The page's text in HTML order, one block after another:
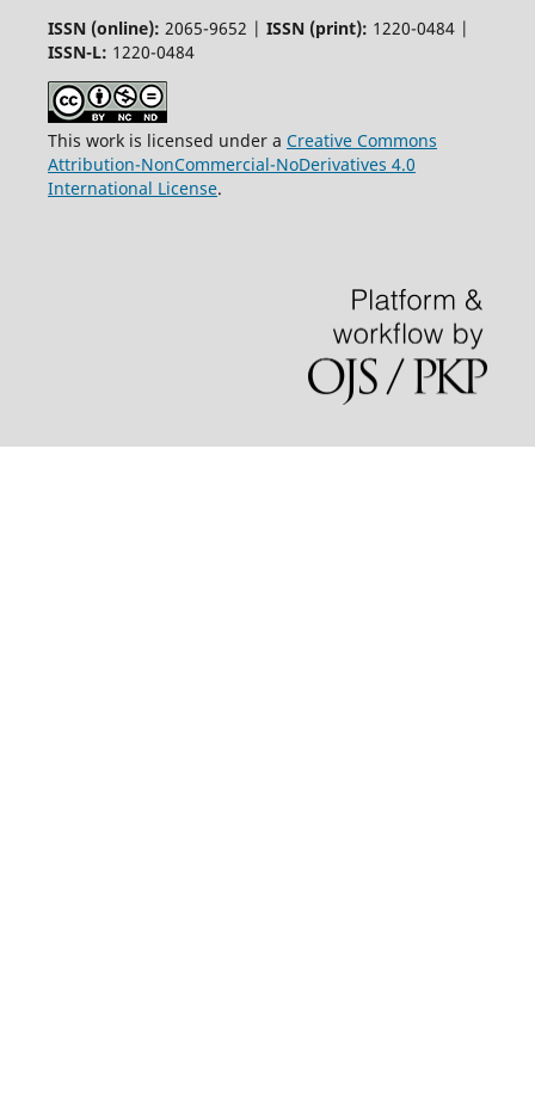
ISSN (online): 2065-9652 | ISSN (print): 1220-0484 |
ISSN-L: 1220-0484
This work is licensed under a Creative Commons
Attribution-NonCommercial-NoDerivatives 4.0
International License.